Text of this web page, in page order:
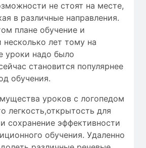
не стоят на месте,
в различные направления.
плане обучение и
лет тому на
уроки надо было
становится популярнее
обучения.
уроков с логопедом
легкость,открытость для
сохранение эффективности
обучения. Удаленно